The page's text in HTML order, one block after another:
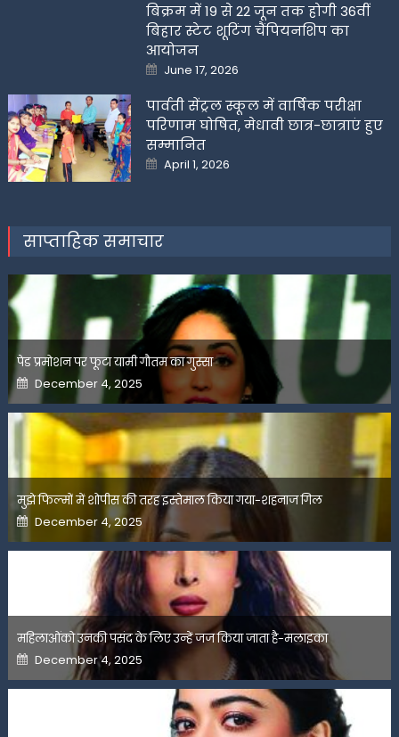
बिक्रम में 19 से 22 जून तक होगी 36वीं
बिहार स्टेट शूटिंग चैंपियनशिप का
आयोजन
Posted
on
June 17, 2026
पार्वती सेंट्रल स्कूल में वार्षिक परीक्षा
परिणाम घोषित, मेधावी छात्र-छात्राएं हुए
सम्मानित
Posted
on
April 1, 2026
साप्ताहिक समाचार
पेड प्रमोशन पर फूटा यामी गौतम का गुस्सा
Posted
on
December 4, 2025
मुझे फिल्मों में शोपीस की तरह इस्तेमाल किया गया-शहनाज गिल
Posted
on
December 4, 2025
महिलाओंको उनकी पसंद के लिए उन्हें जज किया जाता है-मलाइका
Posted
on
December 4, 2025